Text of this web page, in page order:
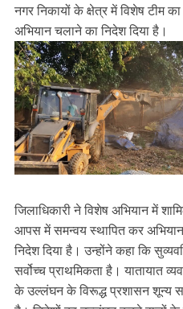
नगर निकायों के क्षेत्र में विशेष टीम
अभियान चलाने का निदेश दिया है।
जिलाधिकारी ने विशेष अभियान में
आपस में समन्वय स्थापित कर
निदेश दिया है। उन्होंने कहा कि
सर्वोच्च प्राथमिकता है। यातायात
के उल्लंघन के विरूद्ध प्रशासन शून्य